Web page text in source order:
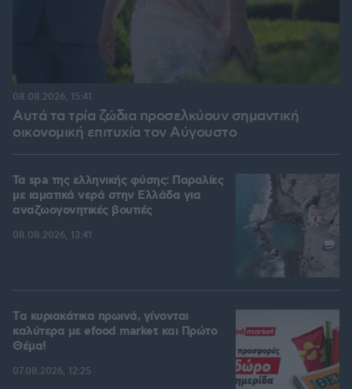
Αυτά τα τρία ζώδια προσελκύουν σημαντική
οικονομική επιτυχία τον Αύγουστο
08.08.2026, 15:41
Τα spa της ελληνικής φύσης: Παραλίες
με ιαματικά νερά στην Ελλάδα για
αναζωογονητικές βουτιές
08.08.2026, 13:41
Tα κυριακάτικα πρωινά, γίνονται
καλύτερα με efood market και Πρώτο
Θέμα!
07.08.2026, 12:25